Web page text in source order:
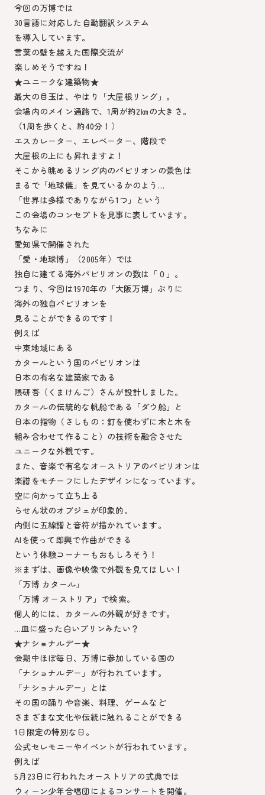
今回の万博では
30言語に対応した自動翻訳システム
を導入しています。
言葉の壁を越えた国際交流が
楽しめそうですね！
★ユニークな建築物★
最大の目玉は、やはり「大屋根リング」。
会場内のメイン通路で、1周が約2㎞の大きさ。
（1周を歩くと、約40分！）
エスカレーター、エレベーター、階段で
大屋根の上にも昇れますよ！
そこから眺めるリング内のパビリオンの景色は
まるで「地球儀」を見ているかのよう…
「世界は多様でありながら1つ」という
この会場のコンセプトを見事に表しています。
ちなみに
愛知県で開催された
「愛・地球博」（2005年）では
独自に建てる海外パビリオンの数は「０」。
つまり、今回は1970年の「大阪万博」ぶりに
海外の独自パビリオンを
見ることができるのです！
例えば
中東地域にある
カタールという国のパビリオンは
日本の有名な建築家である
隈研吾（くまけんご）さんが設計しました。
カタールの伝統的な帆船である「ダウ船」と
日本の指物（さしもの：釘を使わずに木と木を
組み合わせて作ること）の技術を融合させた
ユニークな外観です。
また、音楽で有名なオーストリアのパビリオンは
楽譜をモチーフにしたデザインになっています。
空に向かって立ち上る
らせん状のオブジェが印象的。
内側に五線譜と音符が描かれています。
AIを使って即興で作曲ができる
という体験コーナーもおもしろそう！
※まずは、画像や映像で外観を見てほしい！
「万博 カタール」
「万博 オーストリア」で検索。
個人的には、カタールの外観が好きです。
…皿に盛った白いプリンみたい？
★ナショナルデー★
会期中ほぼ毎日、万博に参加している国の
「ナショナルデー」が行われています。
「ナショナルデー」とは
その国の踊りや音楽、料理、ゲームなど
さまざまな文化や伝統に触れることができる
1日限定の特別な日。
公式セレモニーやイベントが行われています。
例えば
5月23日に行われたオーストリアの式典では
ウィーン少年合唱団によるコンサートを開催。